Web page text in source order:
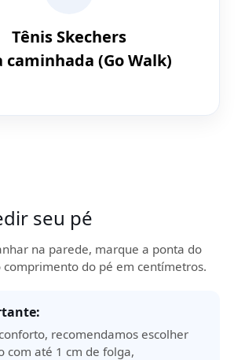
Tênis Skechers
caminhada (Go Walk)
seu pé
na parede, marque a ponta do
comprimento do pé em centímetros.
recomendamos escolher
com até 1 cm de folga,